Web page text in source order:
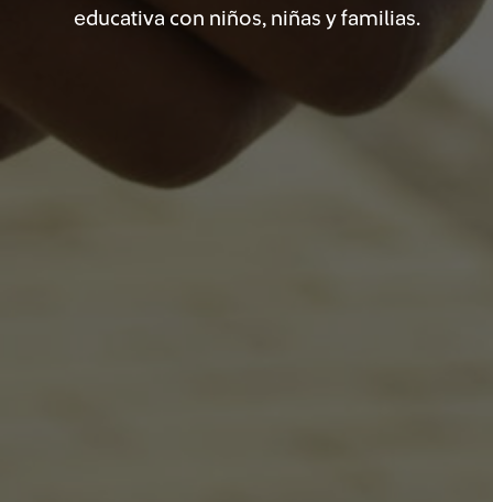
educativa con niños, niñas y familias.